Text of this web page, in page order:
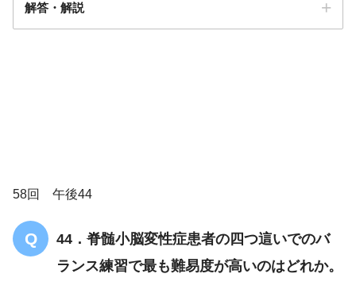
脊髄小脳変性症
解答・解説
58回 午後44
44．脊髄小脳変性症患者の四つ這いでのバ
ランス練習で最も難易度が高いのはどれか。